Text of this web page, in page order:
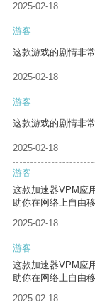
2025-02-18
游客
这款游戏的剧情非
2025-02-18
游客
这款游戏的剧情非
2025-02-18
游客
这款加速器VPM应
助你在网络上自由移
2025-02-18
游客
这款加速器VPM应
助你在网络上自由移
2025-02-18